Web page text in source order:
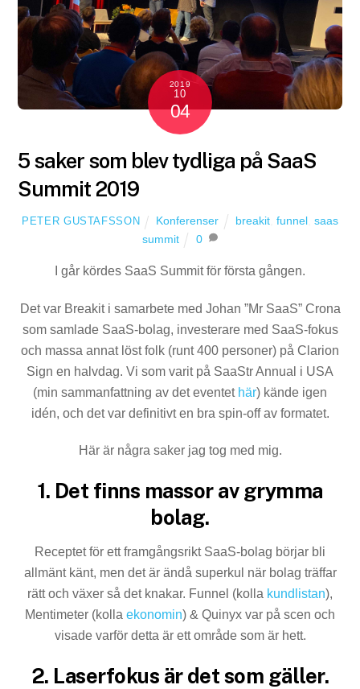
2019
10
04
5 saker som blev tydliga på SaaS
Summit 2019
PETER GUSTAFSSON Konferenser breakit ,funnel ,saas
summit
0
I går kördes SaaS Summit för första gången.
Det var Breakit i samarbete med Johan ”Mr SaaS” Crona
som samlade SaaS-bolag, investerare med SaaS-fokus
och massa annat löst folk (runt 400 personer) på Clarion
Sign en halvdag. Vi som varit på SaaStr Annual i USA
(min sammanfattning av det eventet här) kände igen
idén, och det var definitivt en bra spin-off av formatet.
Här är några saker jag tog med mig.
1. Det finns massor av grymma
bolag.
Receptet för ett framgångsrikt SaaS-bolag börjar bli
allmänt känt, men det är ändå superkul när bolag träffar
rätt och växer så det knakar. Funnel (kolla kundlistan),
Mentimeter (kolla ekonomin) & Quinyx var på scen och
visade varför detta är ett område som är hett.
2. Laserfokus är det som gäller.